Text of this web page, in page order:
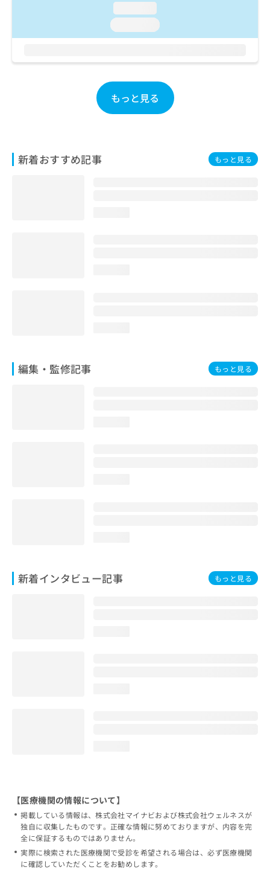
もっと見る
新着おすすめ記事 もっと見る
編集・監修記事 もっと見る
新着インタビュー記事 もっと見る
【医療機関の情報について】
掲載している情報は、株式会社マイナビおよび株式会社ウェルネスが
独自に収集したものです。正確な情報に努めておりますが、内容を完
全に保証するものではありません。
実際に検索された医療機関で受診を希望される場合は、必ず医療機関
に確認していただくことをお勧めします。